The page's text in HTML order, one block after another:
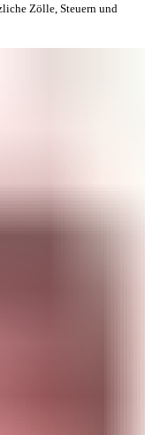
Zölle, Steuern und